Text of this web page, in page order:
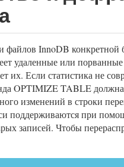
файлов InnoDB
удаленные или
их. Если статистика не
OPTIMIZE TABLE должна
изменений в строки
поддерживаются при
записей. Чтобы